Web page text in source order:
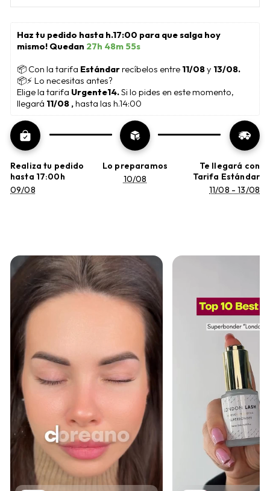
Haz tu pedido hasta h.17:00 para que salga hoy
mismo! Quedan 27h 48m 55s
📦 Con la tarifa Estándar recíbelos entre 11/08 y 13/08.
📦⚡ Lo necesitas antes?
Elige la tarifa Urgente14. Si lo pides en este momento,
llegará 11/08 , hasta las h.14:00
Realiza tu pedido
hasta 17:00h
09/08
Lo preparamos
10/08
Te llegará con
Tarifa Estándar
11/08 - 13/08